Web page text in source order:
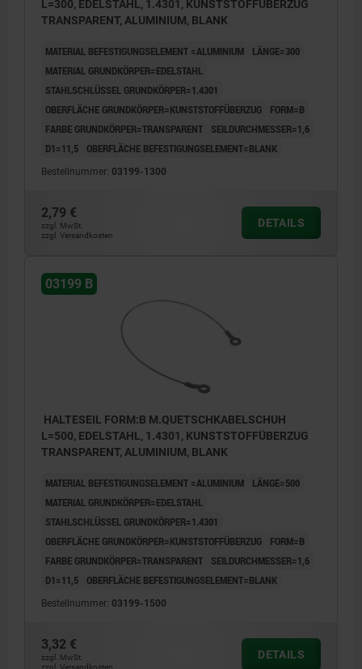
L=300, EDELSTAHL, 1.4301, KUNSTSTOFFÜBERZUG
TRANSPARENT, ALUMINIUM, BLANK
MATERIAL BEFESTIGUNGSELEMENT =ALUMINIUM
LÄNGE=300
MATERIAL GRUNDKÖRPER=EDELSTAHL
STAHLSCHLÜSSEL GRUNDKÖRPER=1.4301
OBERFLÄCHE GRUNDKÖRPER=KUNSTSTOFFÜBERZUG
FORM=B
FARBE GRUNDKÖRPER=TRANSPARENT
SEILDURCHMESSER=1,6
D1=11,5
OBERFLÄCHE BEFESTIGUNGSELEMENT=BLANK
Bestellnummer: 03199-1300
2,79 €
zzgl. MwSt.
zzgl. Versandkosten
DETAILS
03199 B
HALTESEIL FORM:B M.QUETSCHKABELSCHUH
L=500, EDELSTAHL, 1.4301, KUNSTSTOFFÜBERZUG
TRANSPARENT, ALUMINIUM, BLANK
MATERIAL BEFESTIGUNGSELEMENT =ALUMINIUM
LÄNGE=500
MATERIAL GRUNDKÖRPER=EDELSTAHL
STAHLSCHLÜSSEL GRUNDKÖRPER=1.4301
OBERFLÄCHE GRUNDKÖRPER=KUNSTSTOFFÜBERZUG
FORM=B
FARBE GRUNDKÖRPER=TRANSPARENT
SEILDURCHMESSER=1,6
D1=11,5
OBERFLÄCHE BEFESTIGUNGSELEMENT=BLANK
Bestellnummer: 03199-1500
3,32 €
zzgl. MwSt.
DETAILS